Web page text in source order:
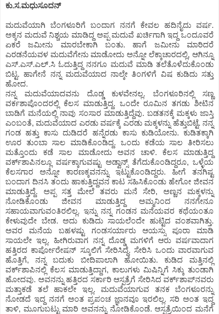
ಕು.ಸ.ಮಧುಸೂದನ್
ಮದುವೆಯಾಗಿ ಬೆಂಗಳೂರಿಗೆ ಬಂದಾಗ ನನಗೆ ಕೇವಲ ಹದಿನೈದು ವರ್ಷ.
ಅಕ್ಕನ ಮದುವೆ ನಿಶ್ಚಯ ಮಾಡಿದ್ದ ಅಪ್ಪ ಮದುವೆ ಖರ್ಚಿಗಾಗಿ ಇದ್ದ ಒಂದೂವರೆ
ಏಕರೆ ಜಮೀನು ಮಾರಬೇಕಾಗಿ ಬಂತು. ಹಾಗೆ ಜಮೀನು ಮಾರಿದರೆ
ಎರಡನೆಯವಳ ಮದುವೆಗೇನು ಮಾಡೋದು ಅನ್ನೋ ಲೆಕ್ಕಾಚಾರದಲ್ಲಿ, ಆಗಿನ್ನೂ
ಎಸ್.ಎಸ್.ಎಲ್.ಸಿ ಓದುತ್ತಿದ್ದ ನನಗೂ ಮದುವೆ ಮಾಡಿ ತಲೆತೊಳೆದುಕೊಂಡು
ಬಿಟ್ಟ. ಹಾಗೇನೆ ನನ್ನ ಮದುವೆಯಾದ ನಾಲ್ಕೇ ತಿಂಗಳಿಗೆ ವಿಷ ಕುಡಿದು ಸತ್ತು
ಹೋದ.
ನನ್ನ ಮದುವೆಯಾದವನು ದೊಡ್ಡ ಕುಳವೇನಲ್ಲ. ಬೆಂಗಳೂರಿನಲ್ಲಿ ಸಣ್ಣ
ವರ್ಕಶಾಪೊಂದರಲ್ಲಿ ಕೆಲಸ ಮಾಡುತ್ತಿದ್ದ. ಒಂದೇ ರೂಮಿನ ತಗಡು ಶೀಟಿನ
ಬಾಡಿಗೆ ಮನೆಯಲ್ಲಿ ನಾವು ಸಂಸಾರ ಮಾಡುತ್ತಿದ್ದೆವು. ಬಡತನಕ್ಕೆ ಮಕ್ಕಳು ಜಾಸ್ತಿ
ಎಂಬಂತೆ, ಮದುವೆಯಾದ ಎರಡು ವರ್ಷಕ್ಕೆ ಎರಡು ಮಕ್ಕಳನ್ನು ಹೆತ್ತುಬಿಟ್ಟೆ. ನನ್ನ
ಗಂಡ ಹತ್ತು ಕಾಸು ದುಡಿದರೆ ಹನ್ನೆರಡು ಕಾಸು ಕುಡಿಯೋನು. ಕುಡಿತಕ್ಕಾಗಿ
ಊರ ತುಂಬಾ ಸಾಲ ಮಾಡಿಕೊಂಡಿದ್ದ. ಒಂದು ಕಡೆಯ ಸಾಲ ತೀರಿಸಲು
ಮತ್ತೊಂದು ಕಡೆ ಸಾಲ ಮಾಡೋದು ಅವನ ಚಾಳಿ. ಕೆಲಸ ಮಾಡುತ್ತಿದ್ದ
ವರ್ಕ್‍ಶಾಪಿನಲ್ಲೂ ವರ್ಷಕ್ಕಾಗುವಷ್ಟು ಅಡ್ವಾನ್ಸ್ ತೆಗೆದುಕೊಂಡಿದ್ದರೂ, ಒಳ್ಳೆಯ
ಕೆಲಸಗಾರ ಅನ್ನೋ ಕಾರಣಕ್ಕವನನ್ನು ಇಟ್ಟುಕೊಂಡಿದ್ದರು. ಹೀಗೆ ತನಗಿಷ್ಟ
ಬಂದಾಗ ದಿನಸಿ ತಂದು ಹಾಕುತ್ತಿದ್ದವನ ಕಾಟ ಸಹಿಸಿಕೊಂಡು ಹೇಗೋ ಜೀವನ
ಮಾಡುತ್ತಿದ್ದೆ. ಅಪ್ಪ ಸತ್ತ ಮೇಲೆ ತವರು ಮನೆ ಸೇರಿ, ಅಣ್ಣನ ಮಕ್ಕಳನ್ನು
ನೋಡಿಕೊಂಡು ಜೀವನ ಮಾಡುತ್ತಿದ್ದ ಅಮ್ಮನಿಂದ ನನಗೇನೂ
ಸಹಾಯವಾಗುವಂತಿರಲಿಲ್ಲ. ಇನ್ನು ನನ್ನ ಗಂಡನ ಮನೆಯವರ ಕಥೆಯಂತೂ
ಕೇಳುವುದೇ ಬೇಡ. ಅದು ಕುಡಿದು ಸಾಯಲೆಂದೇ ಹುಟ್ಟಿದ ವಂಶವಾಗಿತ್ತು.
ಅವರ ಮನೆಯ ಬಹಳಷ್ಟು ಗಂಡಸರ್ಯಾರು ಆಯಸ್ಸು ಪೂರಾ ಮಾಡಿ
ಸಾಯಲೇ ಇಲ್ಲ. ಹೀಗಿರುವಾಗ ನನ್ನ ದೊಡ್ಡ ಮಗಳಿಗೆ ಆರು ವರ್ಷವಾದಾಗ
ಹತ್ತಿರದ ಕಾರ್ಪೋರೇಷನ್ ಸ್ಕೂಲಿಗೆ ಸೇರಿಸಿದ್ದೆ. ಸೇರಿಸಿ ಒಂದು ವಾರವಾಗುವ
ಹೊತ್ತಿಗೆ, ನನ್ನ ಬದುಕು ಬೀದಿಪಾಲಾಗಿ ಹೋಯಿತು. ಕುಡಿದ ಮತ್ತಿನಲ್ಲಿ
ವರ್ಕ್‍ಶಾಪಿನಲ್ಲಿ ಕೆಲಸ ಮಾಡುತ್ತಿದ್ದಾಗ, ಕಾಲುಗಳು ಮಿಷಿನ್ನಿಗೆ ಸಿಕ್ಕು ತುಂಡಾಗಿ
ಹೋದವು. ಅವನನ್ನು ಹತ್ತಿರದ ಸರ್ಕಾರಿ ಆಸ್ಪತ್ರೆಗೆ ಸೇರಿಸಿದ ವರ್ಕ್‍ಶಾಪ್‍ನವರು
ಮತ್ತಾಕಡೆ ತಲೆ ಹಾಕಲೇ ಇಲ್ಲ. ಮದುವೆಯಾಗುವ ತನಕ ಬೆಂಗಳೂರನ್ನು
ನೋಡದೆ ಇದ್ದ ನನಗೆ ಅಂತ ಪ್ರಪಂಚ ಜ್ಞಾನವೂ ಇರಲಿಲ್ಲ. ಸರಿ ಅಂತ ಇದ್ದ
ತಾಳಿ, ಮೂಗುಬಟ್ಟು ಮಾರಿ ಅವನನ್ನು ನೋಡಿಕೊಂಡೆ. ಆಸ್ಪತ್ರೆಯಿಂದ ಮನೆಗೆ